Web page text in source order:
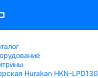
Hurakan HKN-LPD130